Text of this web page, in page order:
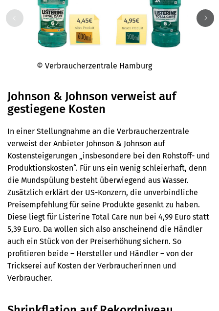
© Verbraucherzentrale Hamburg
Johnson & Johnson verweist auf
gestiegene Kosten
In einer Stellungnahme an die Verbraucherzentrale
verweist der Anbieter Johnson & Johnson auf
Kostensteigerungen „insbesondere bei den Rohstoff- und
Produktionskosten“. Für uns ein wenig schleierhaft, denn
die Mundspülung besteht überwiegend aus Wasser.
Zusätzlich erklärt der US-Konzern, die unverbindliche
Preisempfehlung für seine Produkte gesenkt zu haben.
Diese liegt für Listerine Total Care nun bei 4,99 Euro statt
5,39 Euro. Da wollen sich also anscheinend die Händler
auch ein Stück von der Preiserhöhung sichern. So
profitieren beide – Hersteller und Händler – von der
Trickserei auf Kosten der Verbraucherinnen und
Verbraucher.